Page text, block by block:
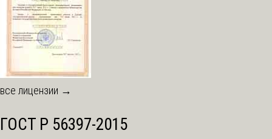
все лицензии →
ГОСТ Р 56397-2015